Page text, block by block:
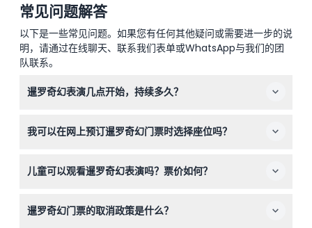
常见问题解答
以下是一些常见问题。如果您有任何其他疑问或需要进一步的说
明，请通过在线聊天、联系我们表单或WhatsApp与我们的团
队联系。
暹罗奇幻表演几点开始，持续多久？
约持续60分钟（时间可能会有变动——请在预订时确认）。
我可以在网上预订暹罗奇幻门票时选择座位吗？
票，以便坐在一起。
儿童可以观看暹罗奇幻表演吗？票价如何？
暹罗奇幻门票的取消政策是什么？